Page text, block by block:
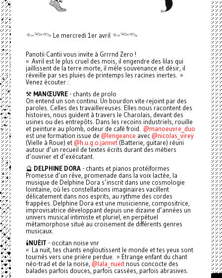
𓆜𓆝𓆞 Le mercredi 1er avril 𓆜𓆝𓆞
Panotii Cantii vous invite à Grrrnd Zero !
« Avril est le plus cruel des mois, il engendre des lilas qui
jaillissent de la terre morte, il mêle souvenance et désir, il
réveille par ses pluies de printemps les racines inertes. »
Venez écouter :
⚒️ MANŒUVRE- chants de prolo
On entend un son continu. Un bourdon vite rejoint par des
paroles. Celles des travaillereuses. Elles nous racontent des
histoires, nous guident à travers le Charolais, devant des
usines ou des entrepôts. Dans les recoins industriels, rouille
et peinture au plomb, odeur de café froid. @manoeuvre_duo
est une formation issue de @lengeance avec @nicolas_virey
(Vielle à Roue) et @h.u.g.o.jannet(Batterie, guitare) réuni
autour d’un recueil de textes écrits durant des métiers
d’ouvrier et d’exécutant.
🔮 DELPHINE DORA- chants et pianos protéïformes
Promesse d’un rêve, promenade dans la voix lactée, la
musique de Delphine Dora s’inscrit dans une cosmologie
lointaine, où les constellations imaginaires vacillent
délicatement dans nos esprits, au rythme des cordes
frappées. Delphine Dora est une musicienne, compositrice,
improvisatrice développant depuis une dizaine d’années un
univers musical intimiste et pluriel, en perpétuel
métamorphose situé au croisement de différents genres
musicaux.
🕯️NUÈIT - occitan noise vnr
« La nuit, tes chants engloutissent le monde et tes yeux sont
tournés vers une prière perdue. » Étrange enfant du chant
néo-trad et de la noise, @lala_nueitnous concocte des
balades parfois douces, parfois cassées, parfois abrasives.